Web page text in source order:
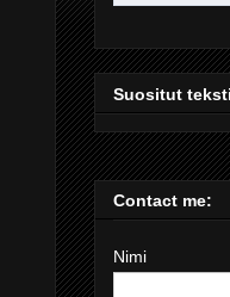
Suositut
Contact me:
Nimi